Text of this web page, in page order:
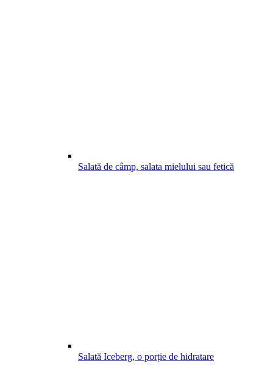
Salată de câmp, salata mielului sau fetică
Salată Iceberg, o porție de hidratare